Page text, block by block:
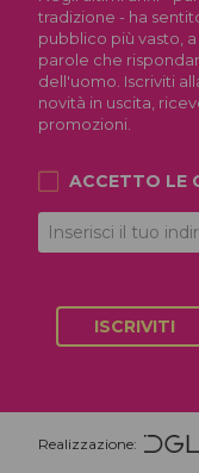
tradizione - ha
pubblico più vasto,
parole che
dell'uomo. Iscriviti
novità in uscita,
promozioni.
ACCETTO LE
ISCRIVITI
Realizzazione: